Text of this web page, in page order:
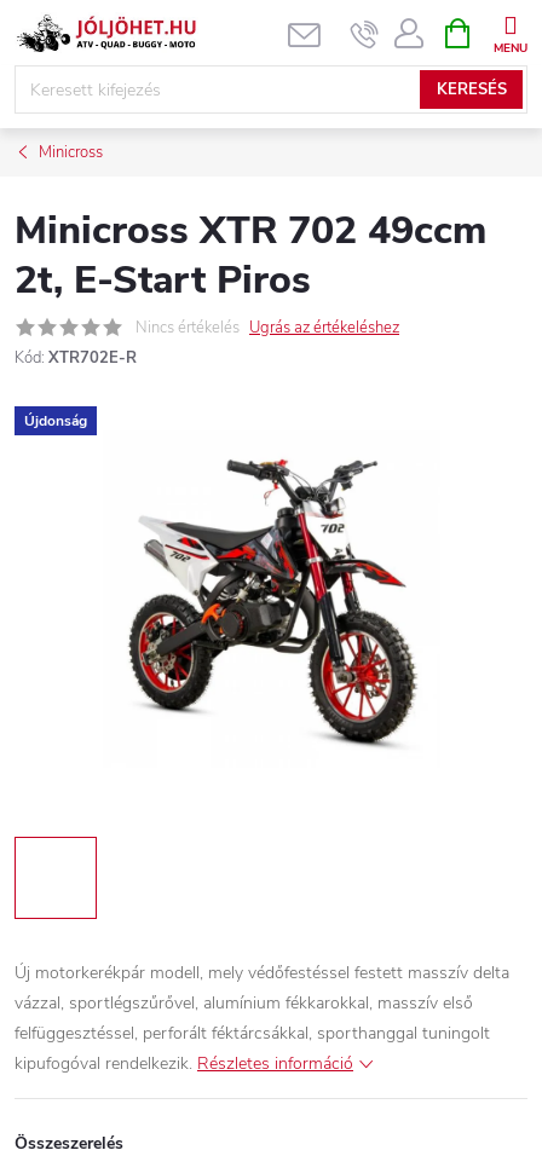
Ugrás
KERESÉS
KOSÁR
Minicross
Minicross XTR 702 49ccm
2t, E-Start Piros
Nincs értékelés Ugrás az értékeléshez
Kód: XTR702E-R
Újdonság
Új motorkerékpár modell, mely védőfestéssel festett masszív delta
vázzal, sportlégszűrővel, alumínium fékkarokkal, masszív első
felfüggesztéssel, perforált féktárcsákkal, sporthanggal tuningolt
kipufogóval rendelkezik. Részletes információ
Összeszerelés